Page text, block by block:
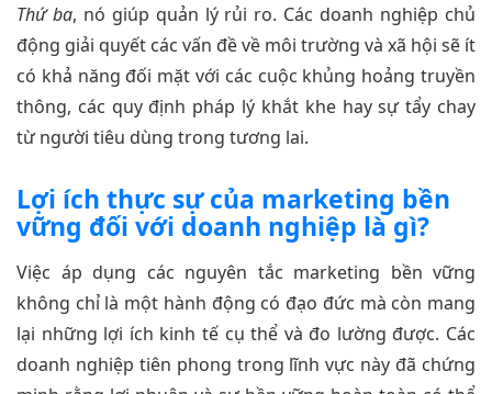
Thứ ba, nó giúp quản lý rủi ro. Các doanh nghiệp chủ
động giải quyết các vấn đề về môi trường và xã hội sẽ ít
có khả năng đối mặt với các cuộc khủng hoảng truyền
thông, các quy định pháp lý khắt khe hay sự tẩy chay
từ người tiêu dùng trong tương lai.
Lợi ích thực sự của marketing bền
vững đối với doanh nghiệp là gì?
Việc áp dụng các nguyên tắc marketing bền vững
không chỉ là một hành động có đạo đức mà còn mang
lại những lợi ích kinh tế cụ thể và đo lường được. Các
doanh nghiệp tiên phong trong lĩnh vực này đã chứng